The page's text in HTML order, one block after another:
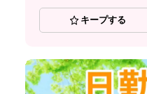
キープする